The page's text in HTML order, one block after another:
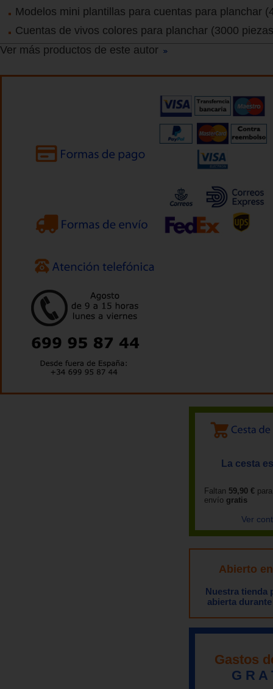
Modelos mini plantillas para cuentas para planchar
Cuentas de vivos colores para planchar (3000
Ver más productos de este autor
La cesta
Faltan 59,90 €
envío gratis
Ver
Abierto
Nuestra tienda
abierta
Gastos
G R A